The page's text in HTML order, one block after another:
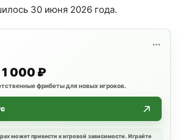
30 июня 2026 года.
1 000 ₽
фрибеты для новых игроков.
может привести к игровой зависимости. Играйте